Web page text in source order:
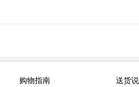
购物指南 送货